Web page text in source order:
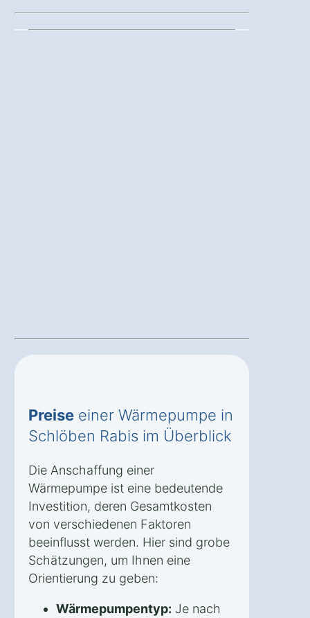
Preise einer Wärmepumpe in
Schlöben Rabis im Überblick
Die Anschaffung einer
Wärmepumpe ist eine bedeutende
Investition, deren Gesamtkosten
von verschiedenen Faktoren
beeinflusst werden. Hier sind grobe
Schätzungen, um Ihnen eine
Orientierung zu geben:
Wärmepumpentyp: Je nach